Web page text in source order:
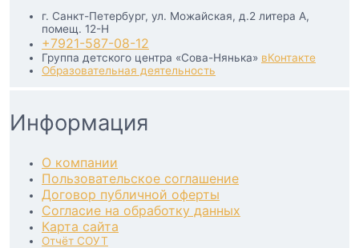
г. Санкт-Петербург, ул. Можайская, д.2 литера А,
помещ. 12-Н
+7921-587-08-12
Группа детского центра «Сова-Нянька» вКонтакте
Образовательная деятельность
Информация
О компании
Пользовательское соглашение
Договор публичной оферты
Согласие на обработку данных
Карта сайта
Отчёт СОУТ